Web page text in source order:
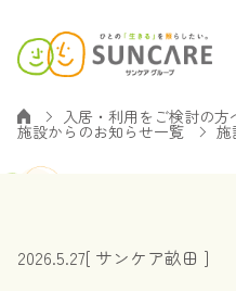
入居・利用をご検討の方
施設からのお知らせ一覧 施
2026.5.27[ サンケア畝田 ]